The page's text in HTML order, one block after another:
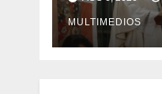
México:
MULTIMEDIOS